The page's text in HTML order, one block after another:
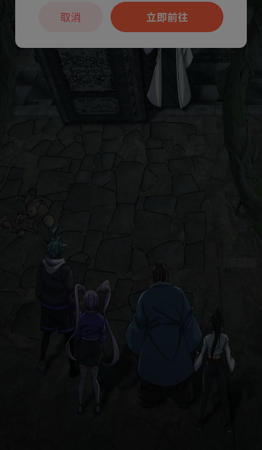
立即前往
取消